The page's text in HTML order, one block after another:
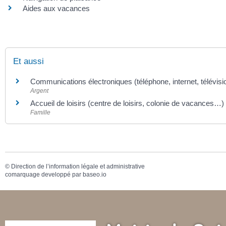
Aides aux vacances
Et aussi
Communications électroniques (téléphone, internet,
Argent
Accueil de loisirs (centre de loisirs, colonie de vacances…)
Famille
© Direction de l’information légale et administrative
comarquage developpé par baseo.io